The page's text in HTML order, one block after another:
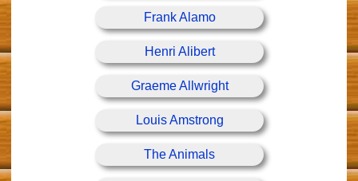
Frank Alamo
Henri Alibert
Graeme Allwright
Louis Amstrong
The Animals